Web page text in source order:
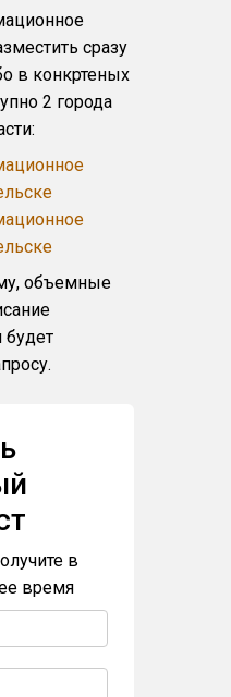
сразу
в конкртеных
2 города
объемные
будет
в
время